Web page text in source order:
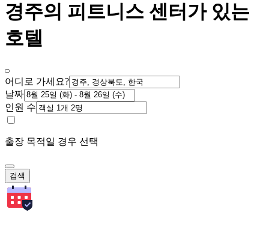
경주의 피트니스 센터가 있는
호텔
어디로 가세요?
날짜
인원 수
출장 목적일 경우 선택
검색